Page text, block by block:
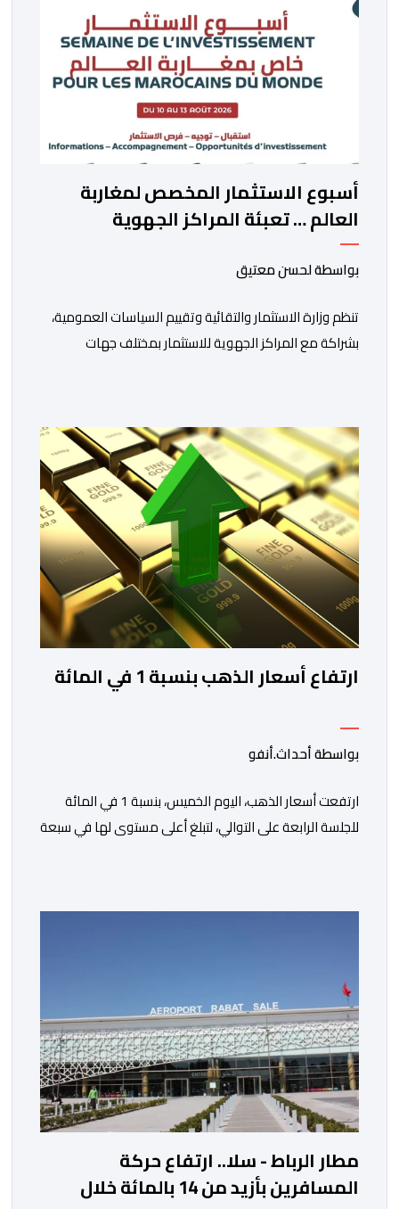
أسبوع الاستثمار المخصص لمغاربة
العالم … تعبئة المراكز الجهوية
للاستثمار لمواكبة مشاريع مغاربة
العالم
بواسطة لحسن معتيق
تنظم وزارة الاستثمار والتقائية وتقييم السياسات العمومية،
بشراكة مع المراكز الجهوية للاستثمار بمختلف جهات
تهدف هذه المبادرة إلى تمكين مغاربة العالم من الاطلاع
على فرص الاستثمار المتاحة بمختلف جهات المملكة،
والاستفادة من مواكبة عن قرب تساعدهم […]
ارتفاع أسعار الذهب بنسبة 1 في المائة
بواسطة أحداث.أنفو
ارتفعت أسعار الذهب، اليوم الخميس، بنسبة 1 في المائة
للجلسة الرابعة على التوالي، لتبلغ أعلى مستوى لها في سبعة
بنسبة 1 في المائة إلى 4285,69 دولارا للأوقية، مسجلا أعلى
مطار الرباط - سلا.. ارتفاع حركة
المسافرين بأزيد من 14 بالمائة خلال